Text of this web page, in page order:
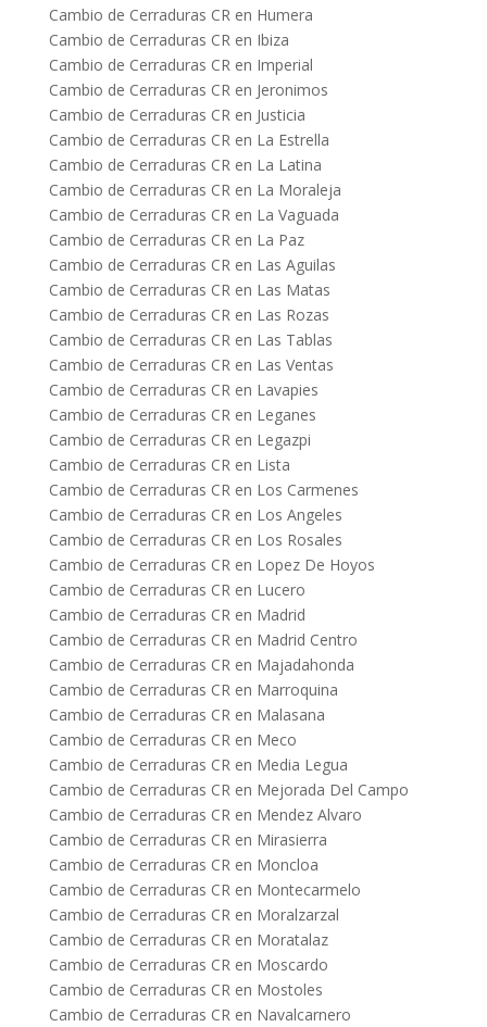
Cambio de Cerraduras CR en Humera
Cambio de Cerraduras CR en Ibiza
Cambio de Cerraduras CR en Imperial
Cambio de Cerraduras CR en Jeronimos
Cambio de Cerraduras CR en Justicia
Cambio de Cerraduras CR en La Estrella
Cambio de Cerraduras CR en La Latina
Cambio de Cerraduras CR en La Moraleja
Cambio de Cerraduras CR en La Vaguada
Cambio de Cerraduras CR en La Paz
Cambio de Cerraduras CR en Las Aguilas
Cambio de Cerraduras CR en Las Matas
Cambio de Cerraduras CR en Las Rozas
Cambio de Cerraduras CR en Las Tablas
Cambio de Cerraduras CR en Las Ventas
Cambio de Cerraduras CR en Lavapies
Cambio de Cerraduras CR en Leganes
Cambio de Cerraduras CR en Legazpi
Cambio de Cerraduras CR en Lista
Cambio de Cerraduras CR en Los Carmenes
Cambio de Cerraduras CR en Los Angeles
Cambio de Cerraduras CR en Los Rosales
Cambio de Cerraduras CR en Lopez De Hoyos
Cambio de Cerraduras CR en Lucero
Cambio de Cerraduras CR en Madrid
Cambio de Cerraduras CR en Madrid Centro
Cambio de Cerraduras CR en Majadahonda
Cambio de Cerraduras CR en Marroquina
Cambio de Cerraduras CR en Malasana
Cambio de Cerraduras CR en Meco
Cambio de Cerraduras CR en Media Legua
Cambio de Cerraduras CR en Mejorada Del Campo
Cambio de Cerraduras CR en Mendez Alvaro
Cambio de Cerraduras CR en Mirasierra
Cambio de Cerraduras CR en Moncloa
Cambio de Cerraduras CR en Montecarmelo
Cambio de Cerraduras CR en Moralzarzal
Cambio de Cerraduras CR en Moratalaz
Cambio de Cerraduras CR en Moscardo
Cambio de Cerraduras CR en Mostoles
Cambio de Cerraduras CR en Navalcarnero